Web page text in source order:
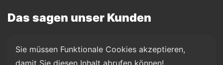
Das sagen unser Kunden
Sie müssen Funktionale Cookies akzeptieren,
damit Sie diesen Inhalt abrufen können!